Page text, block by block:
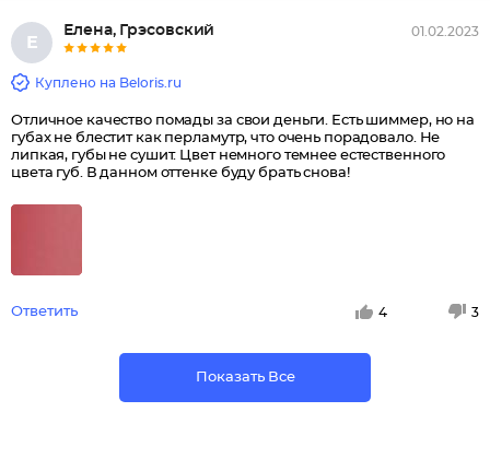
Е
Елена, Грэсовский 01.02.2023
Куплено на Beloris.ru
Отличное качество помады за свои деньги. Есть шиммер, но на
губах не блестит как перламутр, что очень порадовало. Не
липкая, губы не сушит. Цвет немного темнее естественного
цвета губ. В данном оттенке буду брать снова!
Ответить 4 3
Показать Все